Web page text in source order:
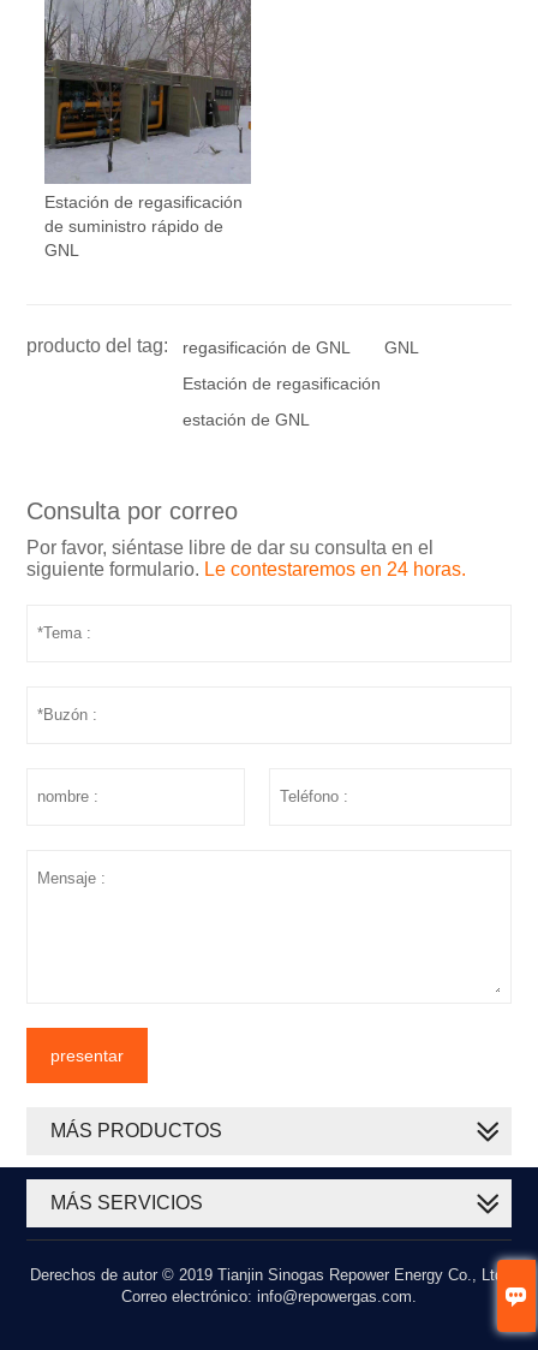

Estación de regasificación
de suministro rápido de
GNL
producto del tag: regasificación de GNL
GNL
Estación de regasificación
estación de GNL
Consulta por correo
Por favor, siéntase libre de dar su consulta en el
siguiente formulario. Le contestaremos en 24 horas.
presentar
MÁS PRODUCTOS
MÁS SERVICIOS
Derechos de autor © 2019 Tianjin Sinogas Repower Energy Co., Ltd.
Correo electrónico: info@repowergas.com.